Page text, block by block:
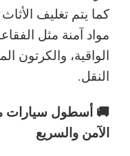
كما يتم تغليف
مواد آمنة مثل
الواقية، والكرتون
النقل.
🚚 أسطول سيارات
الآمن والسريع